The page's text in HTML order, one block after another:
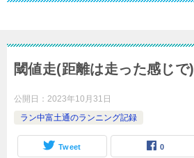
閾値走(距離は走った感じで)
公開日： 2023年10月31日
ラン中富土通のランニング記録
Tweet 0